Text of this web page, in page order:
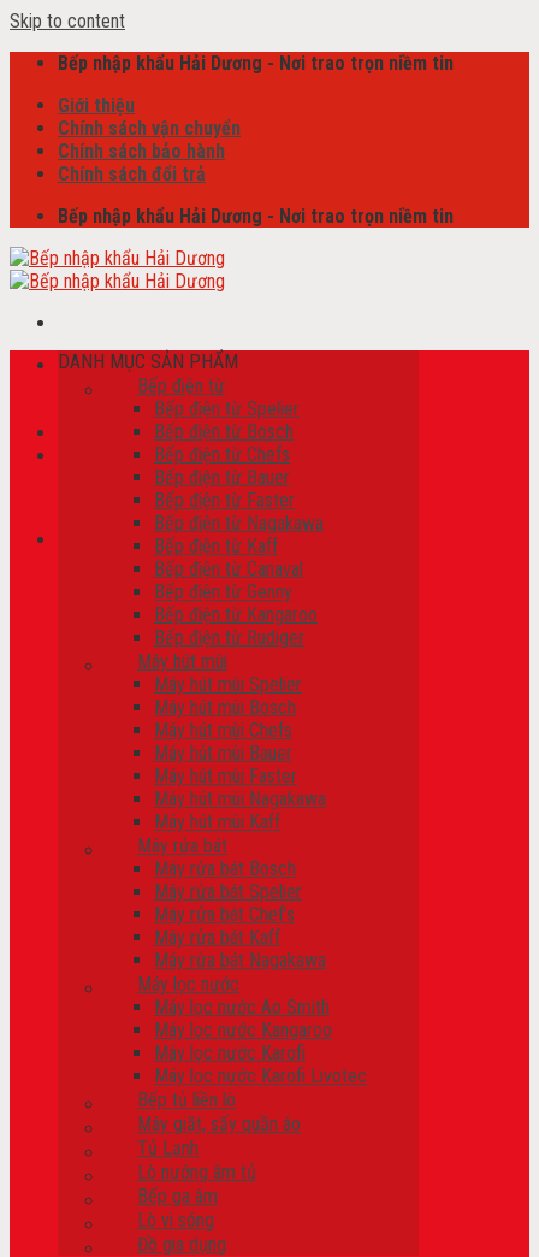
Skip to content
Bếp nhập khẩu Hải Dương - Nơi trao trọn niềm tin
Giới thiệu
Chính sách vận chuyển
Chính sách bảo hành
Chính sách đổi trả
Bếp nhập khẩu Hải Dương - Nơi trao trọn niềm tin
Tìm kiếm:
Giỏ hàng /0₫
Chưa có sản phẩm trong giỏ hàng.
Chưa có sản phẩm trong giỏ hàng.
DANH MỤC SẢN PHẨM
Bếp điện từ
Bếp điện từ Spelier
Bếp điện từ Bosch
Bếp điện từ Chefs
Bếp điện từ Bauer
Bếp điện từ Faster
Bếp điện từ Nagakawa
Bếp điện từ Kaff
Bếp điện từ Canaval
Bếp điện từ Genny
Bếp điện từ Kangaroo
Bếp điện từ Rudiger
Máy hút mùi
Máy hút mùi Spelier
Máy hút mùi Bosch
Máy hút mùi Chefs
Máy hút mùi Bauer
Máy hút mùi Faster
Máy hút mùi Nagakawa
Máy hút mùi Kaff
Máy rửa bát
Máy rửa bát Bosch
Máy rửa bát Spelier
Máy rửa bát Chef’s
Máy rửa bát Kaff
Máy rửa bát Nagakawa
Máy lọc nước
Máy lọc nước Ao Smith
Máy lọc nước Kangaroo
Máy lọc nước Karofi
Máy lọc nước Karofi Livotec
Bếp tủ liền lò
Máy giặt, sấy quần áo
Tủ Lạnh
Lò nướng âm tủ
Bếp ga âm
Lò vi sóng
Đồ gia dụng